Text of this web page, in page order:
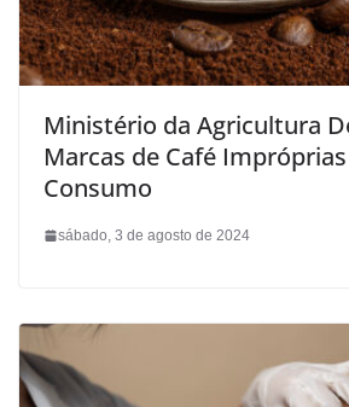
Ministério da Agricultura
Marcas de Café
Consumo
sábado, 3 de agosto de 2024